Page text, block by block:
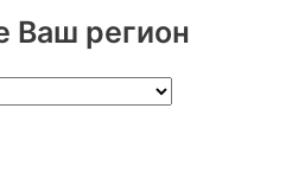
Ваш регион